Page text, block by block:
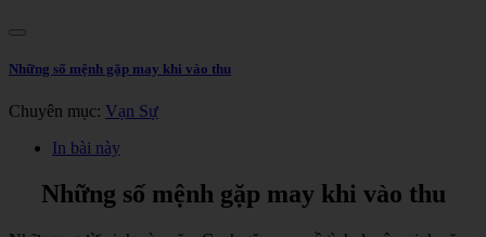
Những số mệnh gặp may khi vào thu
Chuyên mục: Vạn Sự
In bài này
Những số mệnh gặp may khi vào thu